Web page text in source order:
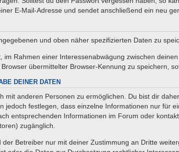
E-Mail-Adresse und sendet anschließend ein neu
und oben näher spezifizierten Daten zu
Rahmen einer Interessenabwägung zwischen
übermittelter Browser-Kennung zu speichern,
DEINER DATEN
mit anderen Personen zu ermöglichen. Du bist dir
jedoch festlegen, dass einzelne Informationen nur für
entsprechenden Informationen im Forum oder
zugänglich.
Betreiber nur mit deiner Zustimmung an Dritte